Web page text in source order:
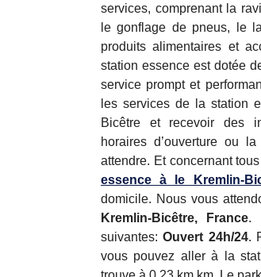
services, comprenant la
le gonflage de pneus, le
produits alimentaires et
station essence est dotée
service prompt et
les services de la station
Bicêtre et recevoir des
horaires d’ouverture ou
attendre. Et concernant
essence à le Kremlin-
domicile. Nous vous
Kremlin-Bicêtre, France.
suivantes:Ouvert 24h/24.
vous pouvez aller à la